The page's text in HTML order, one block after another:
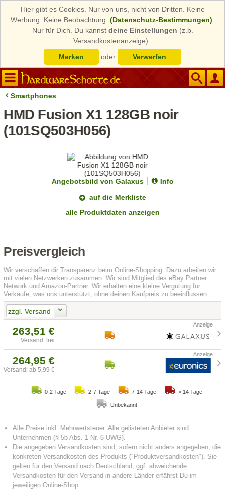
Hier gibt es Cookies. Nur von uns, nicht von Dritten. Keine
Werbung. Keine Beobachtung. (Datenschutz-Bestimmungen)
Nur für Dich. Du kannst deine Einstellungen (z.b.
Versandkostenanzeige)
Merken
oder Verwerfen
Smartphones
HMD Fusion X1 128GB noir
(101SQ503H056)
Angebotsbild von Galaxus
Info
auf die Merkliste
alle Produktdaten anzeigen
Preisvergleich
Wir verschaffen dir Transparenz beim Online-Shopping. Dazu arbeiten wir
mit vielen Netzwerken zusammen. Wir sind Mitglied des eBay Partner
Network und Amazon-Partner. Wir erhalten eine kleine Vergütung für
Verkäufe, was uns unterstützt, ohne deinen Kaufpreis zu beeinflussen.
zzgl. Versand
263,51 €
Versand: frei
264,95 €
Versand: ab 5,99 €
0-2 Tage 2-7 Tage 7-14 Tage > 14 Tage
Unbekannt